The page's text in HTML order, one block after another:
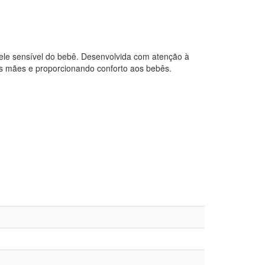
sensível do bebê. Desenvolvida com atenção à
e proporcionando conforto aos bebês.